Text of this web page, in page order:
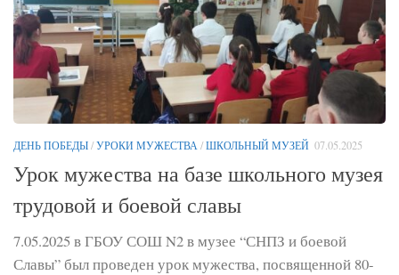
ДЕНЬ ПОБЕДЫ/УРОКИ МУЖЕСТВА /ШКОЛЬНЫЙ МУЗЕЙ 07.05.2025
Урок мужества на базе школьного музея
трудовой и боевой славы
7.05.2025 в ГБОУ СОШ N2 в музее “СНПЗ и боевой
Славы” был проведен урок мужества, посвященной 80-